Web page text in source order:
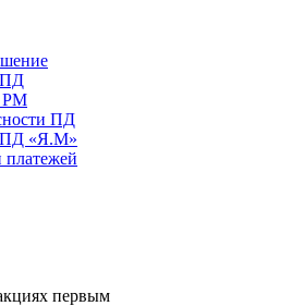
ПД
РМ
ПД
ПД «Я.М»
платежей
первым